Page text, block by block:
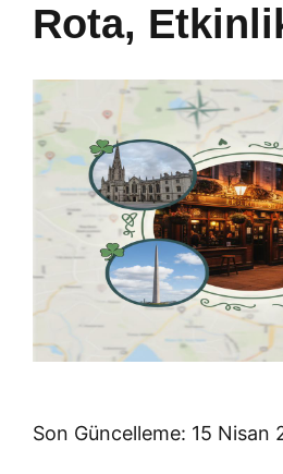
Rota,
Son Güncelleme: 15 Nisan